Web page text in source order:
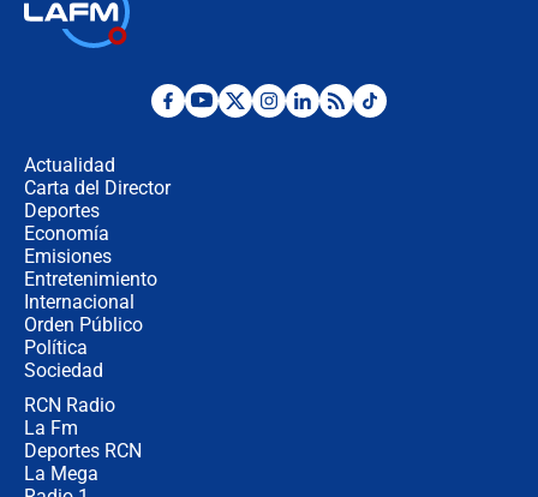
Desde dermatitis hasta infecciones:
Actualidad
Carta del Director
Deportes
Economía
Emisiones
Entretenimiento
Internacional
Orden Público
Política
Sociedad
RCN Radio
La Fm
Deportes RCN
La Mega